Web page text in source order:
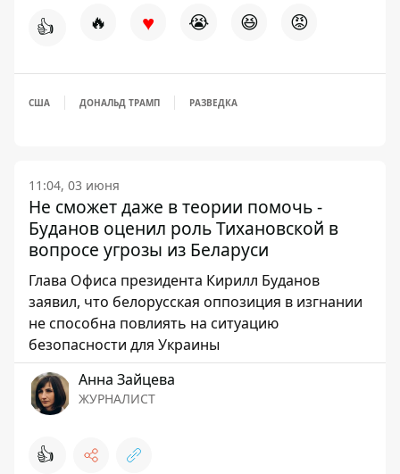
👍 🔥 ♥ 😭 😆 😡
США ДОНАЛЬД ТРАМП РАЗВЕДКА
11:04, 03 июня
Не сможет даже в теории помочь -
Буданов оценил роль Тихановской в ​​
вопросе угрозы из Беларуси
Глава Офиса президента Кирилл Буданов
заявил, что белорусская оппозиция в изгнании
не способна повлиять на ситуацию
безопасности для Украины
Анна Зайцева
ЖУРНАЛИСТ
👍